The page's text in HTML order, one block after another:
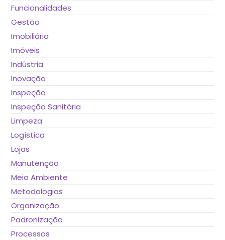
Funcionalidades
Gestão
Imobiliária
Imóveis
Indústria
Inovação
Inspeção
Inspeção Sanitária
Limpeza
Logística
Lojas
Manutenção
Meio Ambiente
Metodologias
Organização
Padronização
Processos